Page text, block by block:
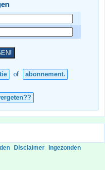
of abonnement.
Disclaimer Ingezonden